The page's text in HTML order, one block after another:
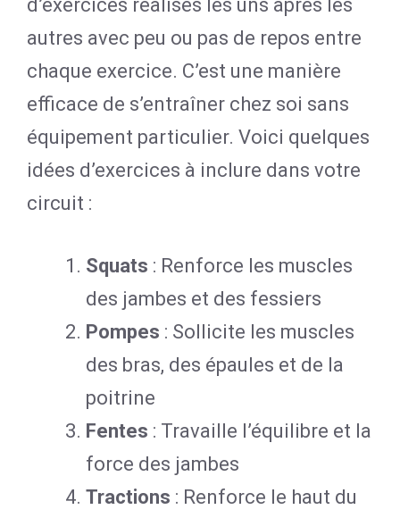
d’exercices réalisés les uns après les
autres avec peu ou pas de repos entre
chaque exercice. C’est une manière
efficace de s’entraîner chez soi sans
équipement particulier. Voici quelques
idées d’exercices à inclure dans votre
circuit :
Squats : Renforce les muscles
des jambes et des fessiers
Pompes : Sollicite les muscles
des bras, des épaules et de la
poitrine
Fentes : Travaille l’équilibre et la
force des jambes
Tractions : Renforce le haut du